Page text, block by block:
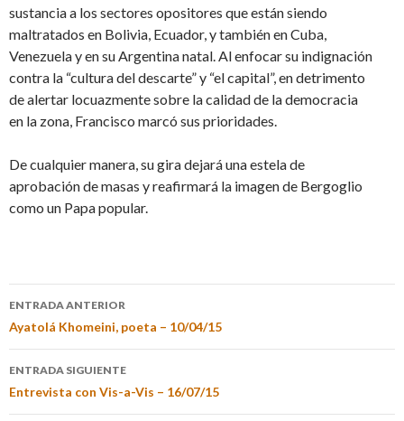
sustancia a los sectores opositores que están siendo
maltratados en Bolivia, Ecuador, y también en Cuba,
Venezuela y en su Argentina natal. Al enfocar su indignación
contra la “cultura del descarte” y “el capital”, en detrimento
de alertar locuazmente sobre la calidad de la democracia
en la zona, Francisco marcó sus prioridades.
De cualquier manera, su gira dejará una estela de
aprobación de masas y reafirmará la imagen de Bergoglio
como un Papa popular.
ENTRADA ANTERIOR
Ayatolá Khomeini, poeta – 10/04/15
ENTRADA SIGUIENTE
Entrevista con Vis-a-Vis – 16/07/15